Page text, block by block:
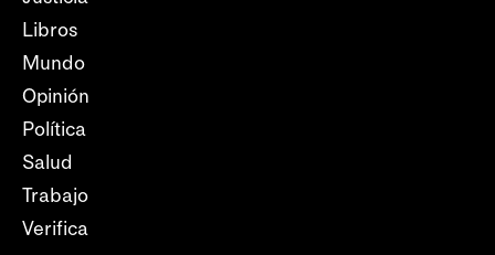
Libros
Mundo
Opinión
Política
Salud
Trabajo
Verifica